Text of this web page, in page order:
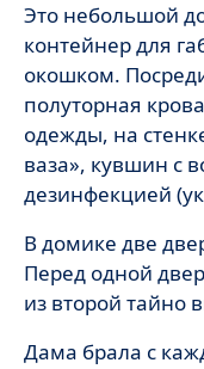
Это небольшой
контейнер для
окошком.
полуторная
одежды, на
ваза», кувшин с
дезинфекцией
В домике две
Перед одной
из второй тайно
Дама брала с